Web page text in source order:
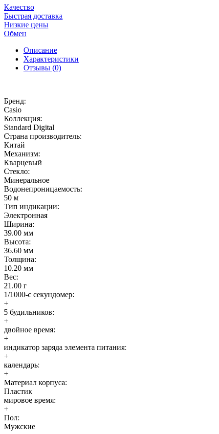
Качество
Быстрая доставка
Низкие цены
Обмен
Описание
Характеристики
Отзывы (0)
Бренд:
Casio
Коллекция:
Standard Digital
Страна производитель:
Китай
Механизм:
Кварцевый
Стекло:
Минеральное
Водонепроницаемость:
50 м
Тип индикации:
Электронная
Ширина:
39.00 мм
Высота:
36.60 мм
Толщина:
10.20 мм
Вес:
21.00 г
1/1000-с секундомер:
+
5 будильников:
+
двойное время:
+
индикатор зарядa элемента питания:
+
календарь:
+
Материал корпуса:
Пластик
мировое время:
+
Пол:
Мужские